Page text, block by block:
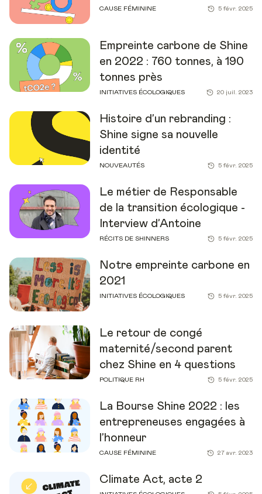
CAUSE FÉMININE 5 févr. 2025
Empreinte carbone de Shine
en 2022 : 760 tonnes, à 190
tonnes près
INITIATIVES ÉCOLOGIQUES 20 juil. 2023
Histoire d’un rebranding :
Shine signe sa nouvelle
identité
NOUVEAUTÉS 5 févr. 2025
Le métier de Responsable
de la transition écologique -
Interview d’Antoine
RÉCITS DE SHINNERS 5 févr. 2025
Notre empreinte carbone en
2021
INITIATIVES ÉCOLOGIQUES 5 févr. 2025
Le retour de congé
maternité/second parent
chez Shine en 4 questions
POLITIQUE RH 5 févr. 2025
La Bourse Shine 2022 : les
entrepreneuses engagées à
l’honneur
CAUSE FÉMININE 27 avr. 2023
Climate Act, acte 2